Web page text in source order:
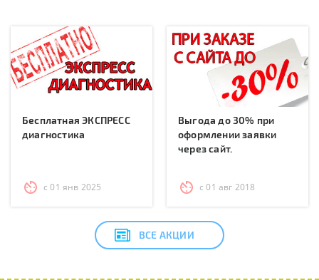
Бесплатная ЭКСПРЕСС
диагностика
с 01 янв 2025
Выгода до 30% при
оформлении заявки
через сайт.
с 01 авг 2018
ВСЕ АКЦИИ